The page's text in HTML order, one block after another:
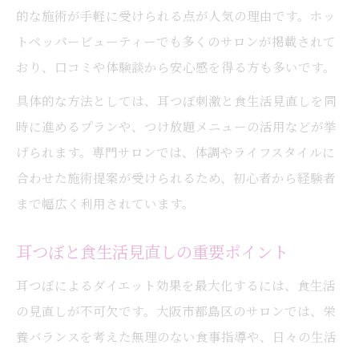
的な施術が手軽に受けられる点が人気の理由です。ホッ
トペッパービューティーでも多くのサロンが掲載されて
おり、口コミや体験談から安心感を得る方も多いです。
具体的な方法としては、耳つぼ刺激と食生活見直しを同
時に進めるプランや、つけ放題メニューの活用などが挙
げられます。専門サロンでは、体調やライフスタイルに
合わせた施術提案が受けられるため、初心者から経験者
まで幅広く利用されています。
耳つぼと食生活見直しの重要ポイント
耳つぼによるダイエット効果を最大化するには、食生活
の見直しが不可欠です。大阪市都島区のサロンでは、栄
養バランスを考えた無理のない食事指導や、日々の生活